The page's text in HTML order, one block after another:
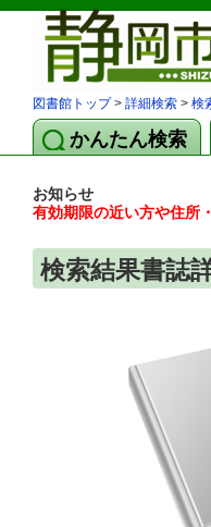
図書館トップ> 詳細検索 > 検
かんたん検索
お知らせ
有効期限の近い方や住所
検索結果書誌